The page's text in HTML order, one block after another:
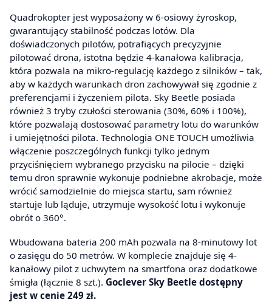
Quadrokopter jest wyposażony w 6-osiowy żyroskop,
gwarantujący stabilność podczas lotów. Dla
doświadczonych pilotów, potrafiących precyzyjnie
pilotować drona, istotna będzie 4-kanałowa kalibracja,
która pozwala na mikro-regulację każdego z silników – tak,
aby w każdych warunkach dron zachowywał się zgodnie z
preferencjami i życzeniem pilota. Sky Beetle posiada
również 3 tryby czułości sterowania (30%, 60% i 100%),
które pozwalają dostosować parametry lotu do warunków
i umiejętności pilota. Technologia ONE TOUCH umożliwia
włączenie poszczególnych funkcji tylko jednym
przyciśnięciem wybranego przycisku na pilocie – dzięki
temu dron sprawnie wykonuje podniebne akrobacje, może
wrócić samodzielnie do miejsca startu, sam również
startuje lub ląduje, utrzymuje wysokość lotu i wykonuje
obrót o 360°.
Wbudowana bateria 200 mAh pozwala na 8-minutowy lot
o zasięgu do 50 metrów. W komplecie znajduje się 4-
kanałowy pilot z uchwytem na smartfona oraz dodatkowe
śmigła (łącznie 8 szt.). Goclever Sky Beetle dostępny
jest w cenie 249 zł.